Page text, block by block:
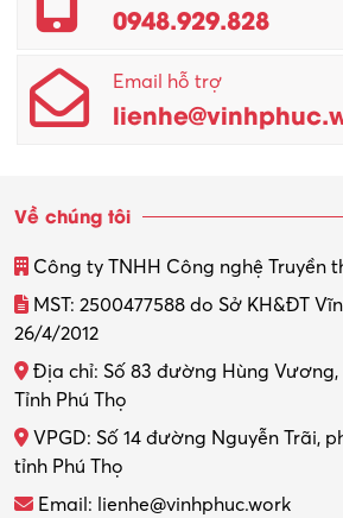
Quản lý chất lượng – QC
Quản lý sản xuất
Quản trị kinh doanh
Thiết kế nội thất
Thợ máy – Ô tô – Xe máy
Thực tập
0948.929.828
Email hỗ trợ
Về chúng tôi
Công ty TNHH Công nghệ Truyền
MST: 2500477588 do Sở KH&ĐT
26/4/2012
Địa chỉ: Số 83 đường Hùng Vương,
Tỉnh Phú Thọ
VPGD: Số 14 đường Nguyễn Trãi,
tỉnh Phú Thọ
Email: lienhe@vinhphuc.work